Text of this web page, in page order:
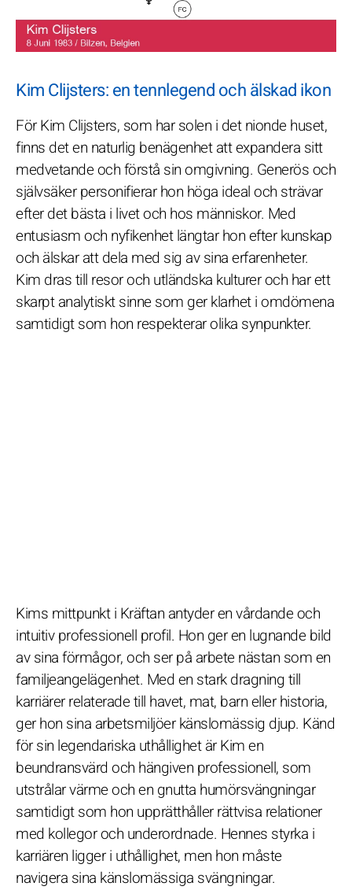
Kim Clijsters: en tennlegend och älskad ikon
För Kim Clijsters, som har solen i det nionde huset,
finns det en naturlig benägenhet att expandera sitt
medvetande och förstå sin omgivning. Generös och
självsäker personifierar hon höga ideal och strävar
efter det bästa i livet och hos människor. Med
entusiasm och nyfikenhet längtar hon efter kunskap
och älskar att dela med sig av sina erfarenheter.
Kim dras till resor och utländska kulturer och har ett
skarpt analytiskt sinne som ger klarhet i omdömena
samtidigt som hon respekterar olika synpunkter.
Kims mittpunkt i Kräftan antyder en vårdande och
intuitiv professionell profil. Hon ger en lugnande bild
av sina förmågor, och ser på arbete nästan som en
familjeangelägenhet. Med en stark dragning till
karriärer relaterade till havet, mat, barn eller historia,
ger hon sina arbetsmiljöer känslomässig djup. Känd
för sin legendariska uthållighet är Kim en
beundransvärd och hängiven professionell, som
utstrålar värme och en gnutta humörsvängningar
samtidigt som hon upprätthåller rättvisa relationer
med kollegor och underordnade. Hennes styrka i
karriären ligger i uthållighet, men hon måste
navigera sina känslomässiga svängningar.